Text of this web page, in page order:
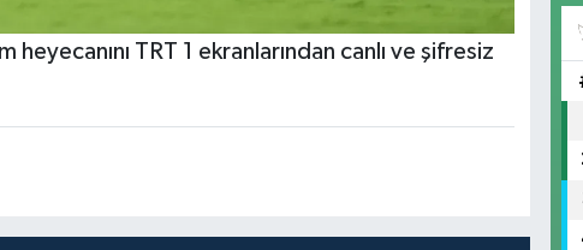
TRT 1 ekranlarından canlı ve şifresiz